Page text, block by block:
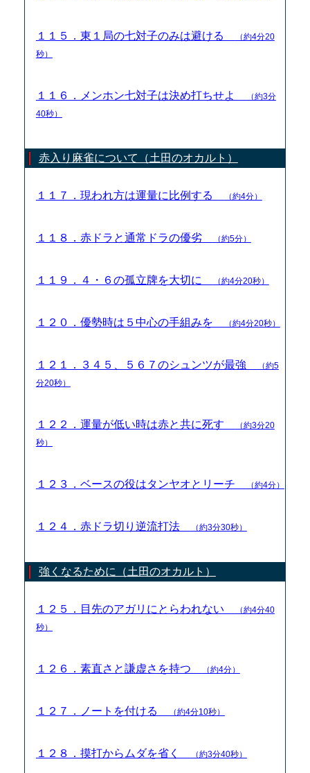
１１５．東１局の七対子のみは避ける
（約4分20
秒）
１１６．メンホン七対子は決め打ちせよ
（約3分
40秒）
赤入り麻雀について（土田のオカルト）
１１７．現われ方は運量に比例する （約4分）
１１８．赤ドラと通常ドラの優劣 （約5分）
１１９．４・６の孤立牌を大切に （約4分20秒）
１２０．優勢時は５中心の手組みを （約4分20秒）
１２１．３４５、５６７のシュンツが最強
（約5
分20秒）
１２２．運量が低い時は赤と共に死す
（約3分20
秒）
１２３．ベースの役はタンヤオとリーチ （約4分）
１２４．赤ドラ切り逆流打法 （約3分30秒）
強くなるために（土田のオカルト）
１２５．目先のアガリにとらわれない
（約4分40
秒）
１２６．素直さと謙虚さを持つ （約4分）
１２７．ノートを付ける （約4分10秒）
１２８．摸打からムダを省く （約3分40秒）